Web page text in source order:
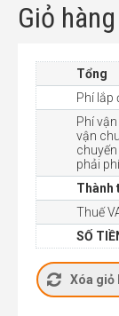
Giỏ hàng
Tổng
Phí lắp
Phí
vận
phải
Thành
Thuế
SỐ